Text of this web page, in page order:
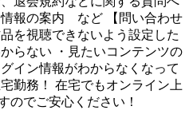
報の案内 など 【問い合わせ
を視聴できないよう設定した
らない ・見たいコンテンツの
イン情報がわからなくなって
勤務！ 在宅でもオンライン上
のでご安心ください！